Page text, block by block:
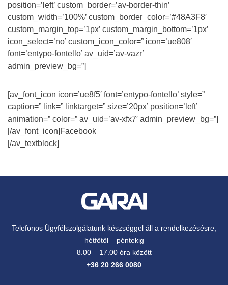
position=’left’ custom_border=’av-border-thin’
custom_width=’100%’ custom_border_color=’#48A3F8′
custom_margin_top=’1px’ custom_margin_bottom=’1px’
icon_select=’no’ custom_icon_color=” icon=’ue808′
font=’entypo-fontello’ av_uid=’av-vazr’
admin_preview_bg=”]
[av_font_icon icon=’ue8f5′ font=’entypo-fontello’ style=”
caption=” link=” linktarget=” size=’20px’ position=’left’
animation=” color=” av_uid=’av-xfx7′ admin_preview_bg=”]
[/av_font_icon]Facebook
[/av_textblock]
Telefonos Ügyfélszolgálatunk készséggel áll a rendelkezésésre,
hétfőtől – péntekig
8.00 – 17.00 óra között
+36 20 266 0080